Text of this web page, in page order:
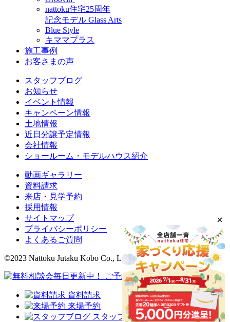
nattoku住宅25周年
記念モデル Glass Arts
Blue Style
キママプラス
施工事例
お客さまの声
スタッフブログ
お知らせ
イベント情報
キャンペーン情報
土地情報
近日分譲予定情報
会社情報
ショールーム・モデルハウス紹介
動画ギャラリー
資料請求
来店・見学予約
採用情報
サイトマップ
プライバシーポリシー
よくあるご質問
©2023 Nattoku Jutaku Kobo Co., Ltd.
資料請求
来場予約
スタッフブログ